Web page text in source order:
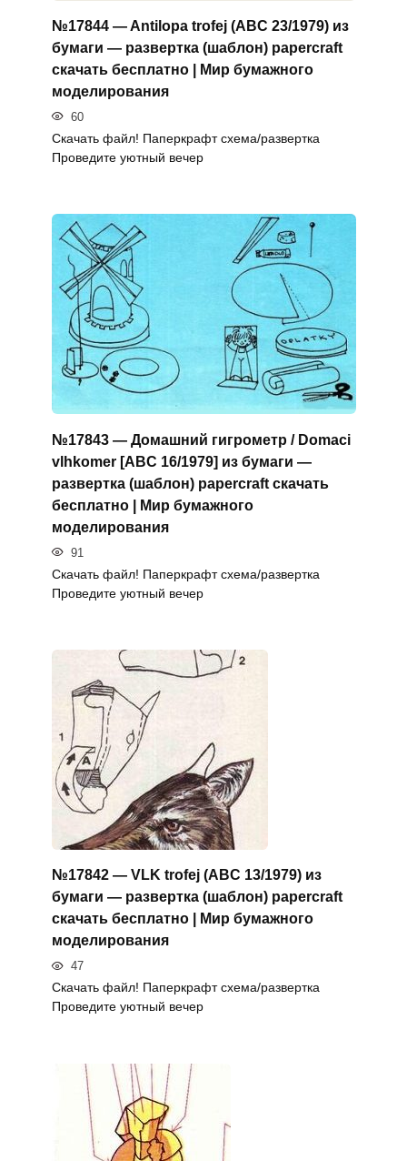
№17844 — Antilopa trofej (ABC 23/1979) из
бумаги — развертка (шаблон) papercraft
скачать бесплатно | Мир бумажного
моделирования
60
Скачать файл! Паперкрафт схема/развертка
Проведите уютный вечер
№17843 — Домашний гигрометр / Domaci
vlhkomer [ABC 16/1979] из бумаги —
развертка (шаблон) papercraft скачать
бесплатно | Мир бумажного
моделирования
91
Скачать файл! Паперкрафт схема/развертка
Проведите уютный вечер
№17842 — VLK trofej (ABC 13/1979) из
бумаги — развертка (шаблон) papercraft
скачать бесплатно | Мир бумажного
моделирования
47
Скачать файл! Паперкрафт схема/развертка
Проведите уютный вечер